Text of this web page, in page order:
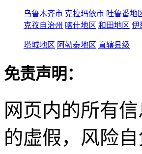
乌鲁木齐市 克拉玛依市 吐鲁番地
克孜自治州 喀什地区 和田地区 伊
塔城地区 阿勒泰地区 直辖县级
免责声明：
网页内的所有
的虚假，风险